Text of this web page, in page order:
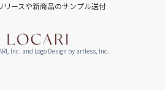
リースや新商品のサンプル送付
Inc. and Logo Design by artless, Inc.